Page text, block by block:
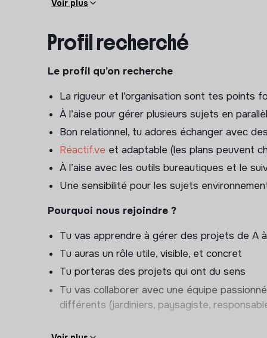
Construire et ajuster les plannings avec les
Informer les clients sur le déroulé des
Organiser les désinstallations après les fêtes
Gérer les imprévus et adapter les plannings
Être garant.e du bon déroulé global, du
🤝 Coordonner les animations et
Brief avec le client et qualification du projet
Réaliser des propositions commerciales
Lui transmettre toutes les informations
Informer et accompagner le client sur le
S’assurer que tout est prêt pour le jour J
✨ Contribuer à la satisfaction et au suivi
Voir plus
Profil recherché
Le profil qu’on recherche
La rigueur et l’organisation sont tes points
À l’aise pour gérer plusieurs sujets en
Bon relationnel, tu adores échanger avec
Réactif.ve et adaptable (les plans peuvent
À l’aise avec les outils bureautiques et le
Une sensibilité pour les sujets
Pourquoi nous rejoindre ?
Tu vas apprendre à gérer des projets de A
Tu auras un rôle utile, visible, et concret
Tu porteras des projets qui ont du sens
Tu vas collaborer avec une équipe
différents (jardiniers, paysagiste,